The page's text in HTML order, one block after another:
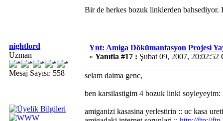
Bir de herkes bozuk linklerden
nightlord
Uzman
Mesaj Sayısı: 558
Ynt: Amiga Dökümantasyon Projesi
« Yanıtla #17 : Şubat 09, 2007, 20:02:52
selam daima genc,
ben karsilastigim 4 bozuk linki soyleyeyim:
amiganizi kasasina yerlestirin :: uc kasa